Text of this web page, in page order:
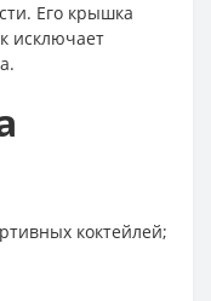
Его крышка
исключает
коктейлей;